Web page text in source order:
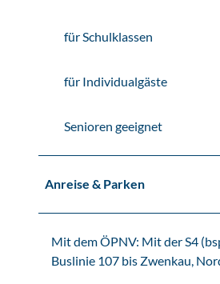
für Schulklassen
für Individualgäste
Senioren geeignet
Anreise & Parken
Mit dem ÖPNV: Mit der S4
Buslinie 107 bis Zwenkau,